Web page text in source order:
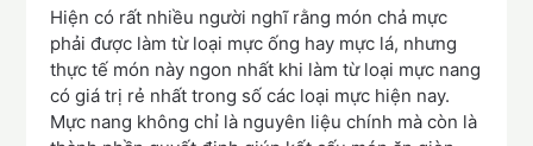
Hiện có rất nhiều người nghĩ rằng món chả mực
phải được làm từ loại mực ống hay mực lá, nhưng
thực tế món này ngon nhất khi làm từ loại mực nang
có giá trị rẻ nhất trong số các loại mực hiện nay.
Mực nang không chỉ là nguyên liệu chính mà còn là